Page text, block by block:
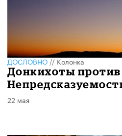
ДОСЛОВНО//Колонка
Донкихоты против
22 мая